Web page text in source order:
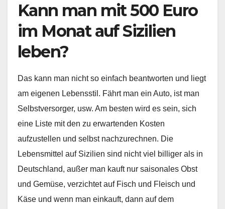
Kann man mit 500 Euro
im Monat auf Sizilien
leben?
Das kann man nicht so einfach beantworten und liegt
am eigenen Lebensstil. Fährt man ein Auto, ist man
Selbstversorger, usw. Am besten wird es sein, sich
eine Liste mit den zu erwartenden Kosten
aufzustellen und selbst nachzurechnen. Die
Lebensmittel auf Sizilien sind nicht viel billiger als in
Deutschland, außer man kauft nur saisonales Obst
und Gemüse, verzichtet auf Fisch und Fleisch und
Käse und wenn man einkauft, dann auf dem